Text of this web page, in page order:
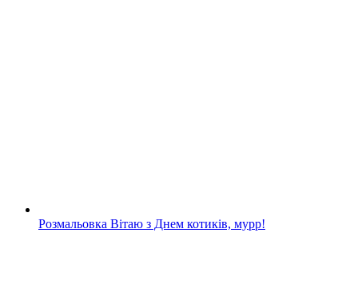
Розмальовка Вітаю з Днем котиків, мурр!